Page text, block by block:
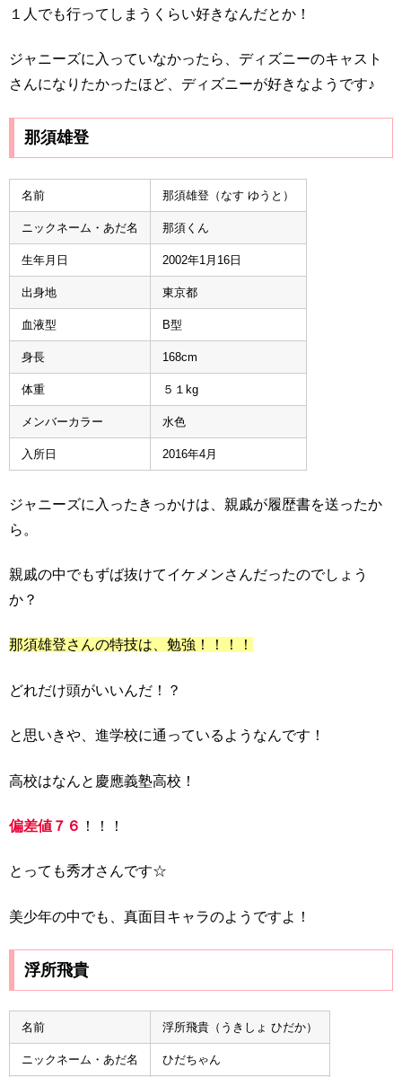
１人でも行ってしまうくらい好きなんだとか！
ジャニーズに入っていなかったら、ディズニーのキャスト
さんになりたかったほど、ディズニーが好きなようです♪
那須雄登
名前 那須雄登（なす ゆうと）
ニックネーム・あだ名 那須くん
生年月日 2002年1月16日
出身地 東京都
血液型 B型
身長 168cm
体重 ５１kg
メンバーカラー 水色
入所日 2016年4月
ジャニーズに入ったきっかけは、親戚が履歴書を送ったか
ら。
親戚の中でもずば抜けてイケメンさんだったのでしょう
か？
那須雄登さんの特技は、勉強！！！！
どれだけ頭がいいんだ！？
と思いきや、進学校に通っているようなんです！
高校はなんと慶應義塾高校！
偏差値７６ ！！！
とっても秀才さんです☆
美少年の中でも、真面目キャラのようですよ！
浮所飛貴
名前 浮所飛貴（うきしょ ひだか）
ニックネーム・あだ名 ひだちゃん